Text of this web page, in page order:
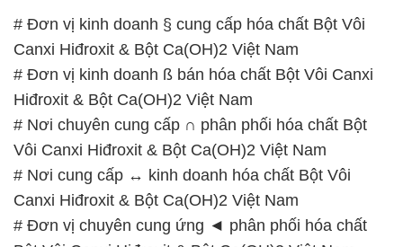
# Đơn vị kinh doanh § cung cấp hóa chất Bột Vôi
Canxi Hiđroxit & Bột Ca(OH)2 Việt Nam
# Đơn vị kinh doanh ß bán hóa chất Bột Vôi Canxi
Hiđroxit & Bột Ca(OH)2 Việt Nam
# Nơi chuyên cung cấp ∩ phân phối hóa chất Bột
Vôi Canxi Hiđroxit & Bột Ca(OH)2 Việt Nam
# Nơi cung cấp ↔ kinh doanh hóa chất Bột Vôi
Canxi Hiđroxit & Bột Ca(OH)2 Việt Nam
# Đơn vị chuyên cung ứng ◄ phân phối hóa chất